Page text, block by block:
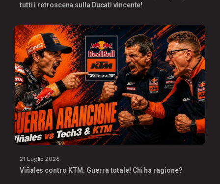
tutti i retroscena sulla Ducati vincente!
21 Luglio 2026
Viñales contro KTM: Guerra totale! Chi ha ragione?